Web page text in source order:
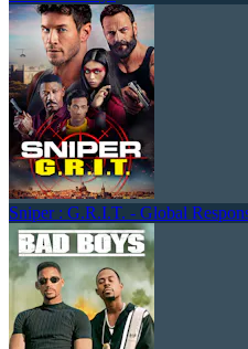
Sniper : G.R.I.T. - Global